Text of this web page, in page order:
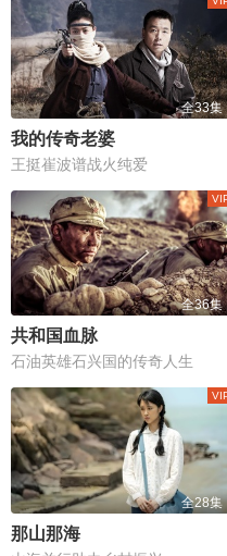
全33集
我的传奇老婆
王挺崔波谱战火纯爱
全36集
共和国血脉
石油英雄石兴国的传奇人生
全28集
那山那海